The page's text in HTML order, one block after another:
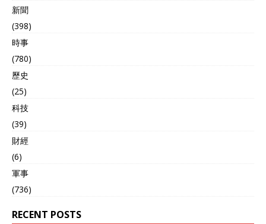
新聞
(398)
時事
(780)
歷史
(25)
科技
(39)
財經
(6)
軍事
(736)
RECENT POSTS